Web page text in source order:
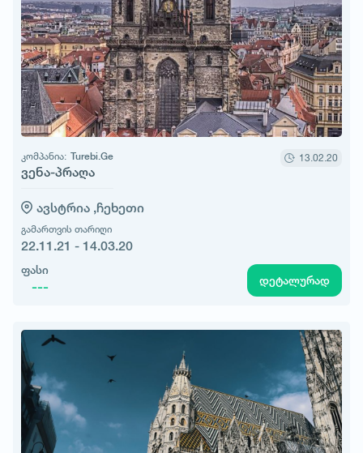
კომპანია: Turebi.Ge
ვენა-პრაღა
13.02.20
ავსტრია ,ჩეხეთი
გამართვის თარიღი
22.11.21 - 14.03.20
ფასი
--- დეტალურად